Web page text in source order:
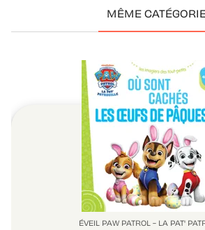
MÊME
ÉVEIL PAW PATROL - LA PAT'